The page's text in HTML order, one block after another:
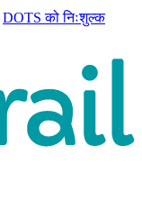
DOTS को निःशुल्क